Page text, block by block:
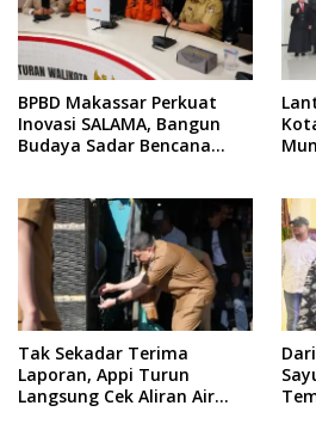
BPBD Makassar Perkuat
Inovasi SALAMA, Bangun
Budaya Sadar Bencana
Data
Tak Sekadar Terima
Laporan, Appi Turun
Langsung Cek Aliran Air